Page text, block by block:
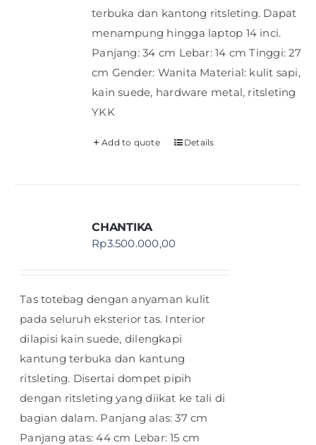
terbuka dan kantong ritsleting. Dapat
menampung hingga laptop 14 inci.
Panjang: 34 cm Lebar: 14 cm Tinggi: 27
cm Gender: Wanita Material: kulit sapi,
kain suede, hardware metal, ritsleting
YKK
Add to quote Details
CHANTIKA
Rp3.500.000,00
Tas totebag dengan anyaman kulit
pada seluruh eksterior tas. Interior
dilapisi kain suede, dilengkapi
kantung terbuka dan kantung
ritsleting. Disertai dompet pipih
dengan ritsleting yang diikat ke tali di
bagian dalam. Panjang alas: 37 cm
Panjang atas: 44 cm Lebar: 15 cm